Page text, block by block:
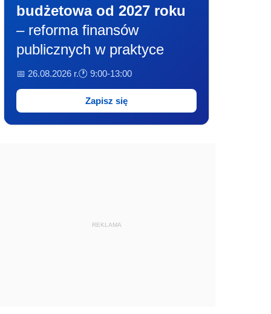
budżetowa od 2027 roku
– reforma finansów
publicznych w praktyce
📅 26.08.2026 r.🕐 9:00-13:00
Zapisz się
REKLAMA